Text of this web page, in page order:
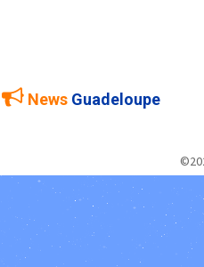
News Guadeloupe